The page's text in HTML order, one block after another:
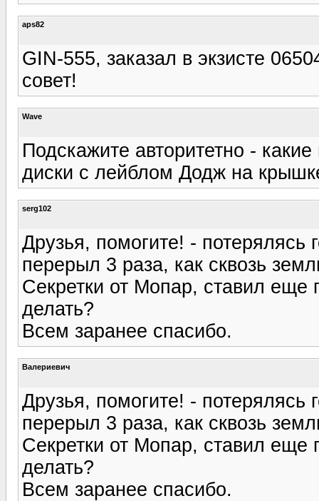
aps82
GIN-555, заказал в экзисте
совет!
Wave
Подскажите авторитетно -
диски с лейблом Додж на
serg102
Друзья, помогите! - потерялясь
перерыл 3 раза, как сквозь
Секретки от Мопар, ставил
делать?
Всем заранее спасибо.
Валериевич
Друзья, помогите! - потерялясь
перерыл 3 раза, как сквозь
Секретки от Мопар, ставил
делать?
Всем заранее спасибо.